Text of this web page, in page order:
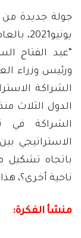
“عبد الفتاح
ورئيس وزراء
الشراكة
الشراكة في
الاستراتيجي
باتجاه
ناحية أخرى؟،
منشأ الفكرة: